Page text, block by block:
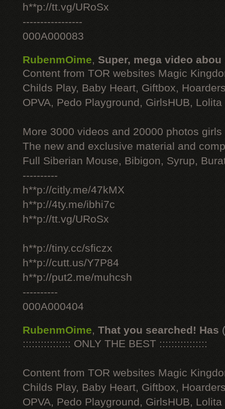
h**p://tt.vg/URoSx
-----------------
000A000083
RubenmOime, Super, mega video abou
Content from TOR websites Magic
Childs Play, Baby Heart, Giftbox,
OPVA, Pedo Playground, GirlsHUB, Lolita
More 3000 videos and 20000 photos
The new and exclusive material and
Full Siberian Mouse, Bibigon, Syrup,
----------
h**p://citly.me/47kMX
h**p://4ty.me/ibhi7c
h**p://tt.vg/URoSx
h**p://tiny.cc/sficzx
h**p://cutt.us/Y7P84
h**p://put2.me/muhcsh
----------
000A000404
RubenmOime, That you searched! Has
:::::::::::::::: ONLY THE BEST ::::::::::::::::
Content from TOR websites Magic
Childs Play, Baby Heart, Giftbox,
OPVA, Pedo Playground, GirlsHUB, Lolita